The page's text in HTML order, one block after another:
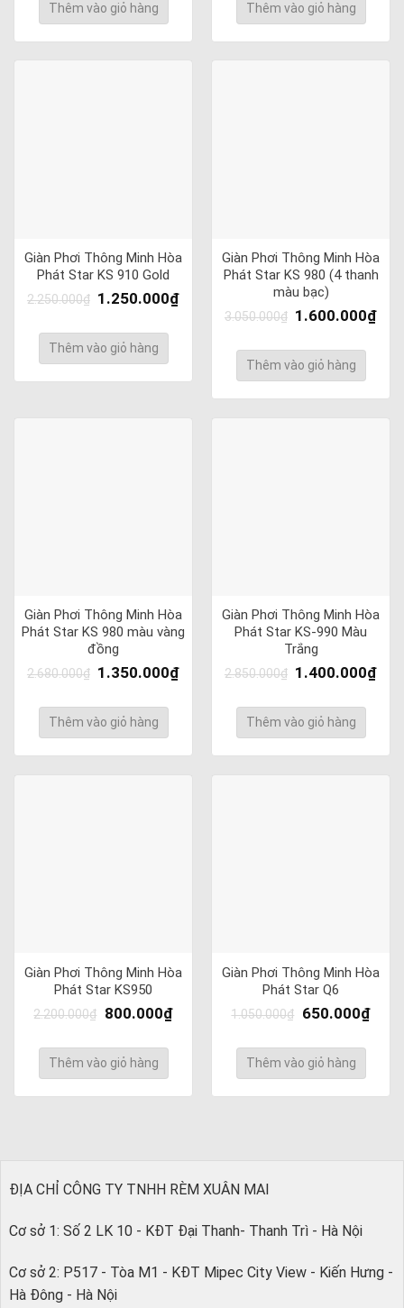
Thêm vào giỏ hàng Thêm vào giỏ hàng
Giàn Phơi Thông Minh Hòa
Phát Star KS 910 Gold
2.250.000₫ 1.250.000₫
Thêm vào giỏ hàng
Giàn Phơi Thông Minh Hòa
Phát Star KS 980 (4 thanh
màu bạc)
3.050.000₫ 1.600.000₫
Thêm vào giỏ hàng
Giàn Phơi Thông Minh Hòa
Phát Star KS 980 màu vàng
đồng
2.680.000₫ 1.350.000₫
Thêm vào giỏ hàng
Giàn Phơi Thông Minh Hòa
Phát Star KS-990 Màu
Trắng
2.850.000₫ 1.400.000₫
Thêm vào giỏ hàng
Giàn Phơi Thông Minh Hòa
Phát Star KS950
2.200.000₫ 800.000₫
Thêm vào giỏ hàng
Giàn Phơi Thông Minh Hòa
Phát Star Q6
1.050.000₫ 650.000₫
Thêm vào giỏ hàng
ĐỊA CHỈ CÔNG TY TNHH RÈM XUÂN MAI
Cơ sở 1: Số 2 LK 10 - KĐT Đại Thanh- Thanh Trì - Hà Nội
Cơ sở 2: P517 - Tòa M1 - KĐT Mipec City View - Kiến Hưng -
Hà Đông - Hà Nội